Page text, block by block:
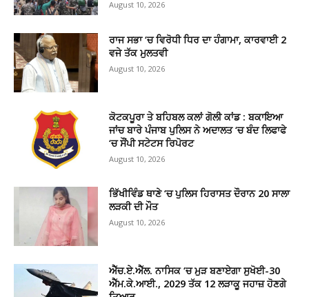
August 10, 2026
ਰਾਜ ਸਭਾ ‘ਚ ਵਿਰੋਧੀ ਧਿਰ ਦਾ ਹੰਗਾਮਾ, ਕਾਰਵਾਈ 2
ਵਜੇ ਤੱਕ ਮੁਲਤਵੀ
August 10, 2026
ਕੋਟਕਪੂਰਾ ਤੇ ਬਹਿਬਲ ਕਲਾਂ ਗੋਲੀ ਕਾਂਡ : ਬਕਾਇਆ
ਜਾਂਚ ਬਾਰੇ ਪੰਜਾਬ ਪੁਲਿਸ ਨੇ ਅਦਾਲਤ ‘ਚ ਬੰਦ ਲਿਫਾਫੇ
‘ਚ ਸੌਂਪੀ ਸਟੇਟਸ ਰਿਪੋਰਟ
August 10, 2026
ਭਿੱਖੀਵਿੰਡ ਥਾਣੇ ‘ਚ ਪੁਲਿਸ ਹਿਰਾਸਤ ਦੌਰਾਨ 20 ਸਾਲਾ
ਲੜਕੀ ਦੀ ਮੌਤ
August 10, 2026
ਐੱਚ.ਏ.ਐੱਲ. ਨਾਸਿਕ ‘ਚ ਮੁੜ ਬਣਾਏਗਾ ਸੁਖੋਈ-30
ਐੱਮ.ਕੇ.ਆਈ., 2029 ਤੱਕ 12 ਲੜਾਕੂ ਜਹਾਜ਼ ਹੋਣਗੇ